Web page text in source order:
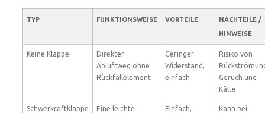
TYP FUNKTIONSWEISE VORTEILE
NACHTEILE /
HINWEISE
Keine Klappe
Direkter
Abluftweg ohne
Rückfallelement
Geringer
Widerstand,
einfach
Risiko von
Geruch und
Kälte
Schwerkraftklappe
Eine leichte
Einfach,
Kann bei